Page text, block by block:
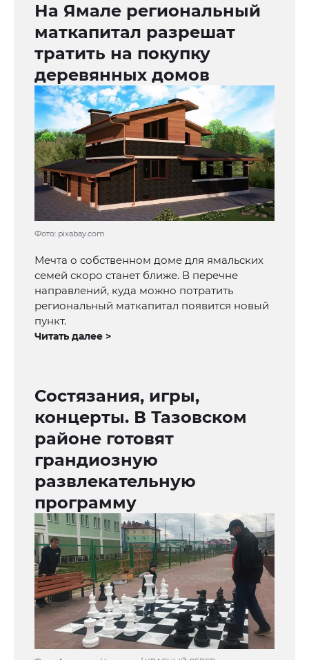
На Ямале региональный
маткапитал разрешат
тратить на покупку
деревянных домов
Фото: pixabay.com
Мечта о собственном доме для ямальских
семей скоро станет ближе. В перечне
направлений, куда можно потратить
региональный маткапитал появится новый
пункт.
Читать далее >
Состязания, игры,
концерты. В Тазовском
районе готовят
грандиозную
развлекательную
программу